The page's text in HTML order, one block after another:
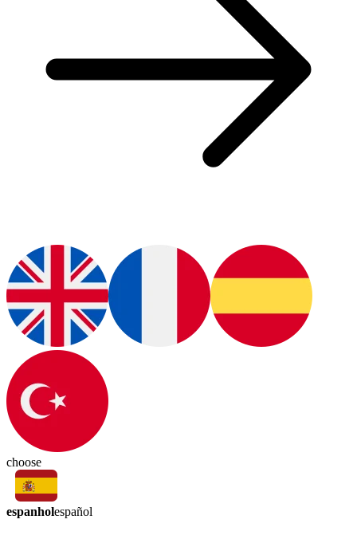
choose
espanholespañol